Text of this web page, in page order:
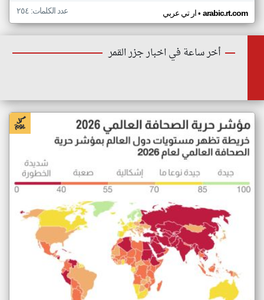
ار تي عربي• arabic.rt.com عدد الكلمات: ٢٥٤
أخر ساعة في اخبار جزر القمر